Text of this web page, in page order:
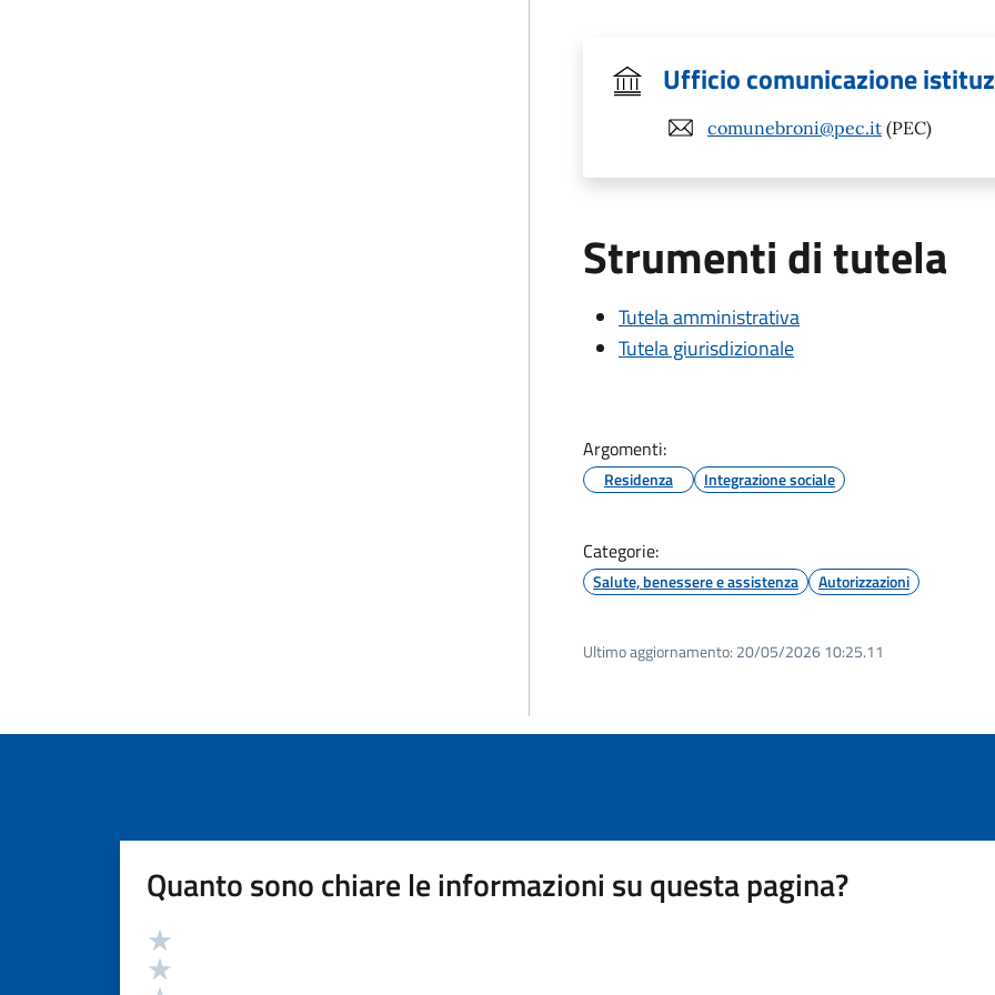
Ufficio comunicazione
comunebroni@pec.it (PEC)
Strumenti di tutela
Tutela amministrativa
Tutela giurisdizionale
Argomenti:
Residenza Integrazione sociale
Categorie:
Salute, benessere e assistenza Autorizzazioni
Ultimo aggiornamento: 20/05/2026 10:25.11
Quanto sono chiare le informazioni su questa pagina?
Valutazione